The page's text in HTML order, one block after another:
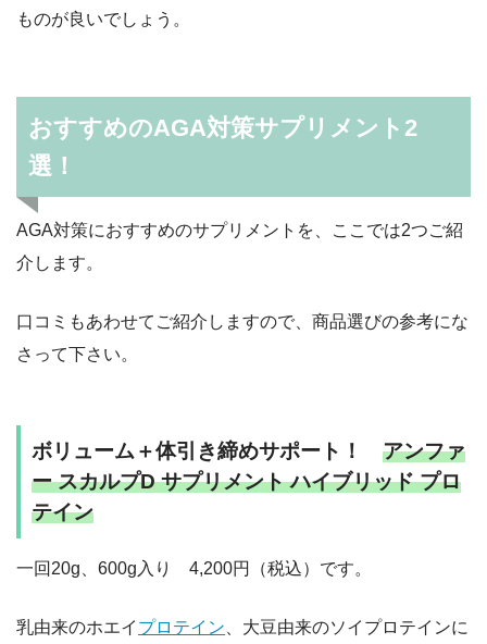
ものが良いでしょう。
おすすめのAGA対策サプリメント2
選！
AGA対策におすすめのサプリメントを、ここでは2つご紹
介します。
口コミもあわせてご紹介しますので、商品選びの参考にな
さって下さい。
ボリューム＋体引き締めサポート！ アンファ
ー スカルプD サプリメント ハイブリッド プロ
テイン
一回20g、600g入り 4,200円（税込）です。
乳由来のホエイ プロテイン、大豆由来のソイプロテインに